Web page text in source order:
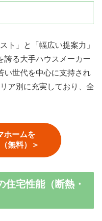
ト」と「幅広い提案力」
誇る大手ハウスメーカー
い世代を中心に支持され
ア別に充実しており、全
ホームを
無料）＞
住宅性能（断熱・